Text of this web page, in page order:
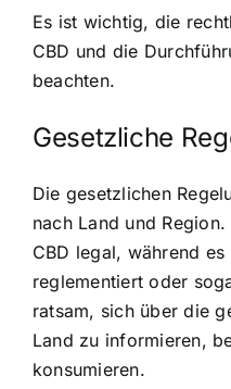
Es ist wichtig, die
CBD und die
beachten.
Gesetzliche
Die gesetzlichen
nach Land und
CBD legal, während
reglementiert oder
ratsam, sich über die
Land zu informieren,
konsumieren.